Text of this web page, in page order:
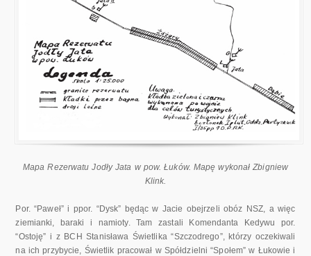
Mapa Rezerwatu Jodły Jata w pow. Łuków. Mapę wykonał Zbigniew
Klink.
Por. “Paweł” i ppor. “Dysk” będąc w Jacie obejrzeli obóz NSZ, a więc
ziemianki, baraki i namioty. Tam zastali Komendanta Kedywu por.
“Ostoję” i z BCH Stanisława Świetlika “Szczodrego”, którzy oczekiwali
na ich przybycie, Świetlik pracował w Spółdzielni “Społem” w Łukowie i